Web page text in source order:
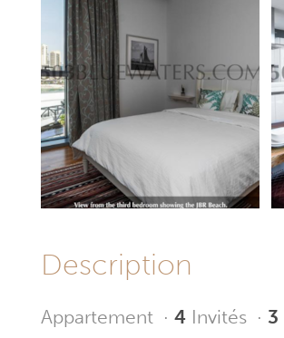
Description
Appartement · 4 Invités · 3